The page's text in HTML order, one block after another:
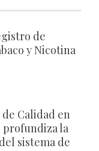
de
y Nicotina
Calidad en
profundiza la
sistema de